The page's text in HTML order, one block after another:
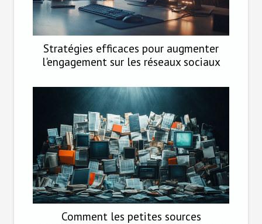
Stratégies efficaces pour augmenter
l'engagement sur les réseaux sociaux
Comment les petites sources